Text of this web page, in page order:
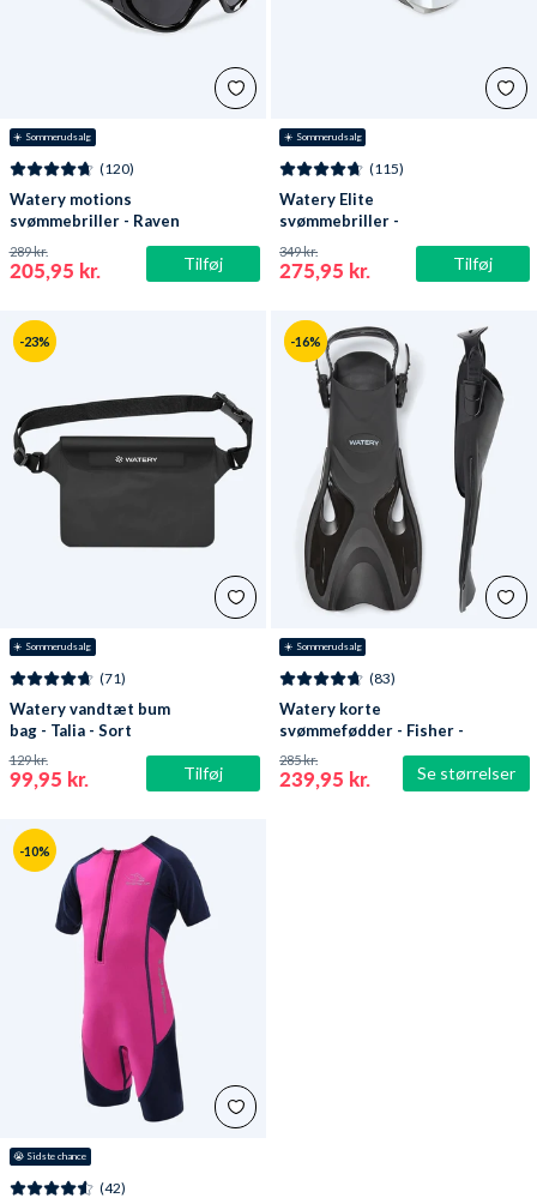
☀️ Sommerudsalg
Tilføj
(120)
Watery motions
svømmebriller - Raven
Active - Sort (Smoke
linse)
205,95 kr.
289 kr.
☀️ Sommerudsalg
Tilføj
(115)
Watery Elite
svømmebriller -
Poseidon Ultra Mirror -
Sort/sølv
275,95 kr.
349 kr.
-23%
☀️ Sommerudsalg
Tilføj
(71)
Watery vandtæt bum
bag - Talia - Sort
99,95 kr.
129 kr.
-16%
☀️ Sommerudsalg
Se størrelser
(83)
Watery korte
svømmefødder - Fisher -
Sort
239,95 kr.
285 kr.
-10%
😭 Sidste chance
(42)